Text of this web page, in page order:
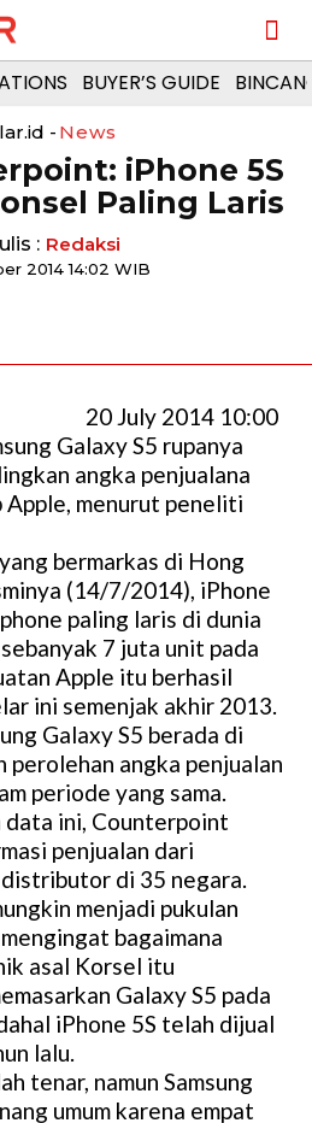
BUYER’S GUIDE
- News
iPhone 5S
Paling Laris
: Redaksi
2014 14:02 WIB
20 July 2014 10:00
Galaxy S5 rupanya
angka penjualana
menurut peneliti
bermarkas di Hong
(14/7/2014), iPhone
paling laris di dunia
7 juta unit pada
Apple itu berhasil
ini semenjak akhir 2013.
Galaxy S5 berada di
perolehan angka penjualan
periode yang sama.
data ini, Counterpoint
penjualan dari
di 35 negara.
menjadi pukulan
bagaimana
asal Korsel itu
Galaxy S5 pada
iPhone 5S telah dijual
lalu.
tenar, namun Samsung
umum karena empat